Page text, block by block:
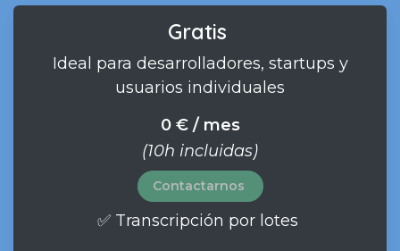
Gratis
Ideal para desarrolladores, startups y
usuarios individuales
0 € / mes
(10h incluidas)
Contactarnos
✅ Transcripción por lotes